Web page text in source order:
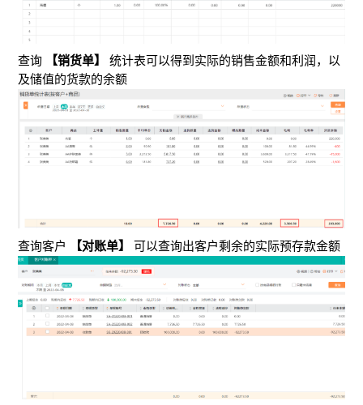
查询 【销货单】
统计表可以得到实际的销售金额和利润，以
及储值的货款的余额
查询客户 【对账单】 可以查询出客户剩余的实际预存款金额